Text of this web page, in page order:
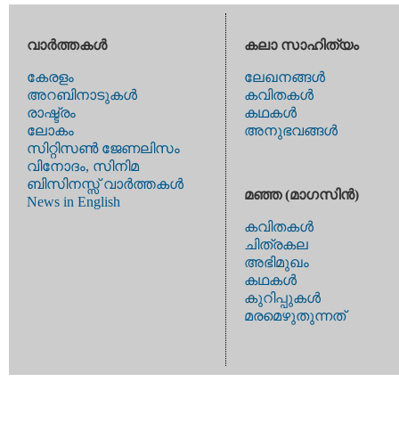
വാര്‍ത്തകള്‍
കേരളം
അറബിനാടുകള്‍
രാഷ്ട്രം
ലോകം
സിറ്റിസണ്‍ ജേണലിസം
വിനോദം, സിനിമ
ബിസിനസ്സ് വാര്‍ത്തകള്‍
News in English
കലാ സാഹിത്യം
ലേഖനങ്ങള്‍
കവിതകള്‍
കഥകള്‍
അനുഭവങ്ങള്‍
മഞ്ഞ (മാഗസിന്‍)
കവിതകള്‍
ചിത്രകല
അഭിമുഖം
കഥകള്‍
കുറിപ്പുകള്‍
മരമെഴുതുന്നത്